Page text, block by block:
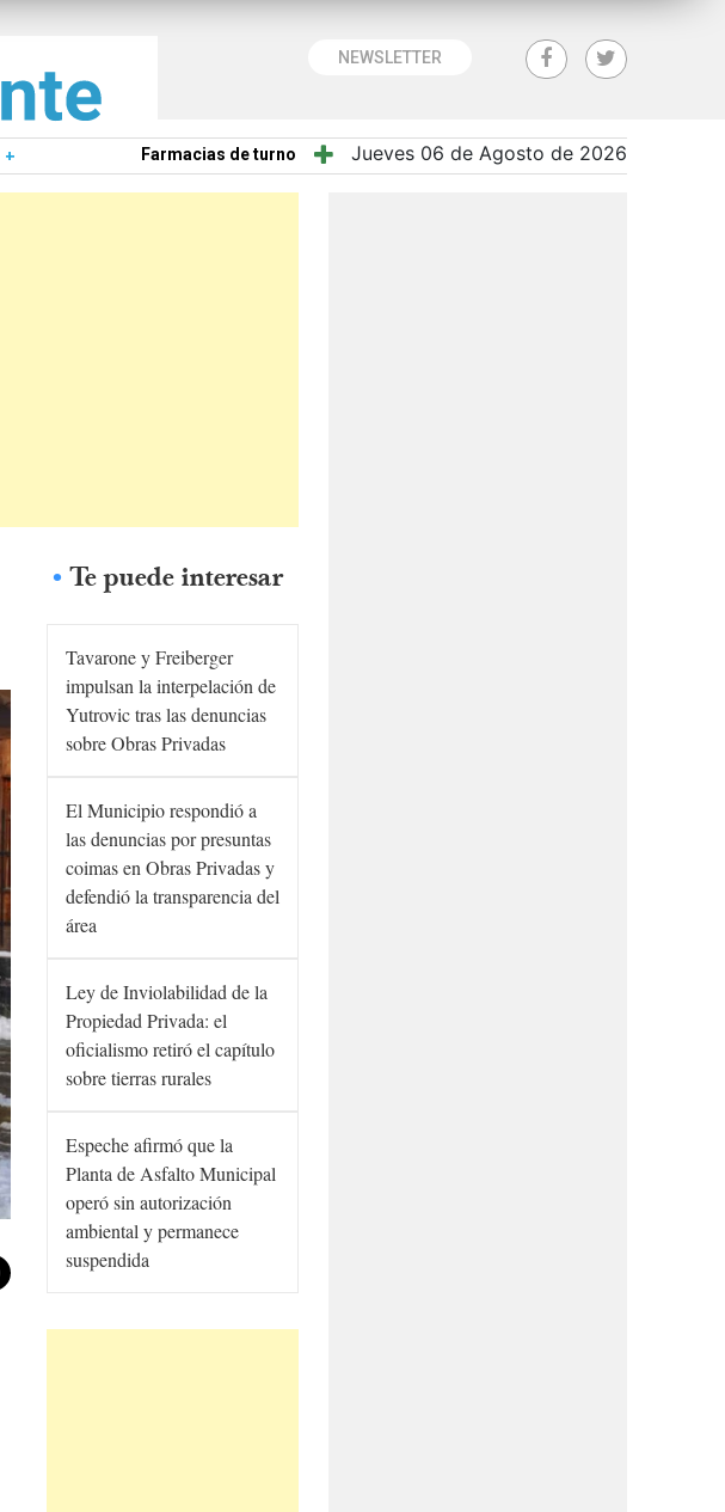
NEWSLETTER
+ Farmacias de turno Jueves 06 de Agosto de 2026
Te puede interesar
Tavarone y Freiberger
impulsan la interpelación de
Yutrovic tras las denuncias
sobre Obras Privadas
El Municipio respondió a
las denuncias por presuntas
coimas en Obras Privadas y
defendió la transparencia del
área
Ley de Inviolabilidad de la
Propiedad Privada: el
oficialismo retiró el capítulo
sobre tierras rurales
Espeche afirmó que la
Planta de Asfalto Municipal
operó sin autorización
ambiental y permanece
suspendida